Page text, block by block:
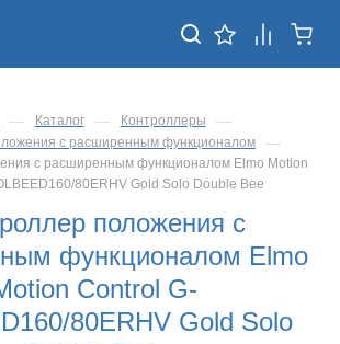
— Каталог — Контроллеры —
с расширенным функционалом —
с расширенным функционалом Elmo Motion
80ERHV Gold Solo Double Bee
положения с
функционалом Elmo
Control G-
80ERHV Gold Solo